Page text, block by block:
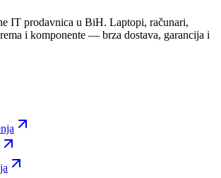
IT prodavnica u BiH. Laptopi, računari,
i komponente — brza dostava, garancija i